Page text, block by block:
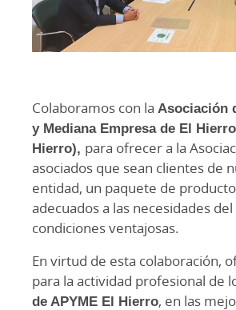
Colaboramos con la Asociación
y Mediana Empresa de El
Hierro), para ofrecer a la
asociados que sean clientes de
entidad, un paquete de
adecuados a las necesidades
condiciones ventajosas.
En virtud de esta colaboración,
para la actividad profesional de
de APYME El Hierro, en las